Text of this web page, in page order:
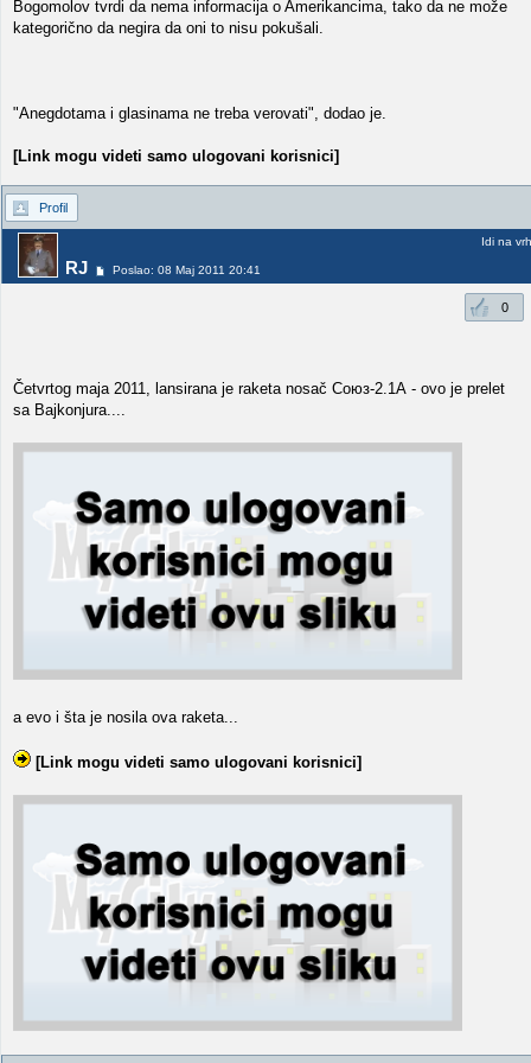
Bogomolov tvrdi da nema informacija o Amerikancima, tako da ne može
kategorično da negira da oni to nisu pokušali.
"Anegdotama i glasinama ne treba verovati", dodao je.
[Link mogu videti samo ulogovani korisnici]
Profil
RJ Poslao: 08 Maj 2011 20:41
Idi na vrh
0
Četvrtog maja 2011, lansirana je raketa nosač Союз-2.1А - ovo je prelet
sa Bajkonjura....
a evo i šta je nosila ova raketa...
[Link mogu videti samo ulogovani korisnici]